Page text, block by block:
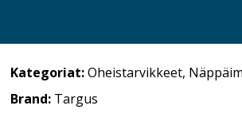
Kategoriat:Oheistarvikkeet,
Brand: Targus